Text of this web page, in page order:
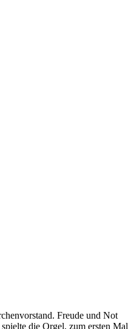
Freude und Not
die Orgel, zum ersten Mal